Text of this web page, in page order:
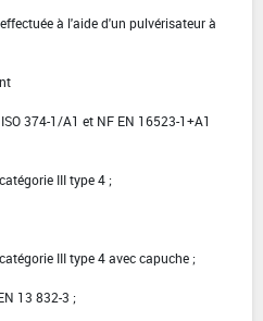
à l'aide d'un pulvérisateur à
374-1/A1 et NF EN 16523-1+A1
III type 4 ;
III type 4 avec capuche ;
13 832-3 ;